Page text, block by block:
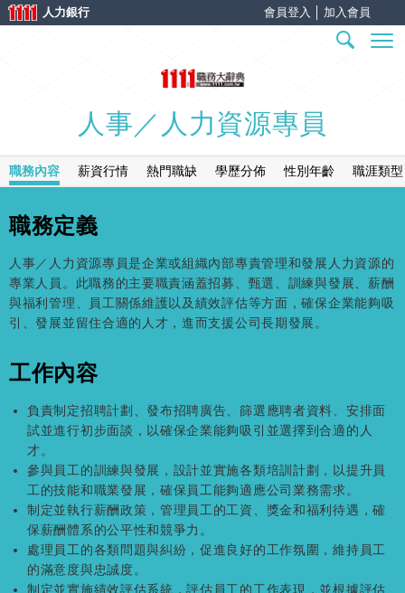
會員登入 加入會員
人力銀行
人事／人力資源專員
職務內容 薪資行情 熱門職缺 學歷分佈 性別年齡 職涯類型
職務定義
人事／人力資源專員是企業或組織內部專責管理和發展人力資源的
專業人員。此職務的主要職責涵蓋招募、甄選、訓練與發展、薪酬
與福利管理、員工關係維護以及績效評估等方面，確保企業能夠吸
引、發展並留住合適的人才，進而支援公司長期發展。
工作內容
負責制定招聘計劃、發布招聘廣告、篩選應聘者資料、安排面
試並進行初步面談，以確保企業能夠吸引並選擇到合適的人
才。
參與員工的訓練與發展，設計並實施各類培訓計劃，以提升員
工的技能和職業發展，確保員工能夠適應公司業務需求。
制定並執行薪酬政策，管理員工的工資、獎金和福利待遇，確
保薪酬體系的公平性和競爭力。
處理員工的各類問題與糾紛，促進良好的工作氛圍，維持員工
的滿意度與忠誠度。
制定並實施績效評估系統，評估員工的工作表現，並根據評估